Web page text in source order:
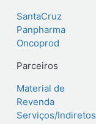
SantaCruz
Panpharma
Oncoprod
Parceiros
Material de
Revenda
Serviços/Indiretos